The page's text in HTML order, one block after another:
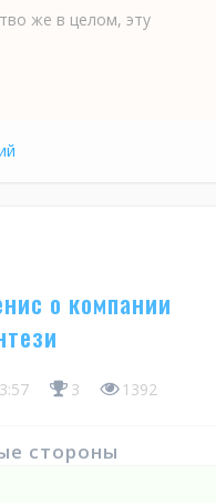
же в целом, эту
о компании
3 1392
стороны